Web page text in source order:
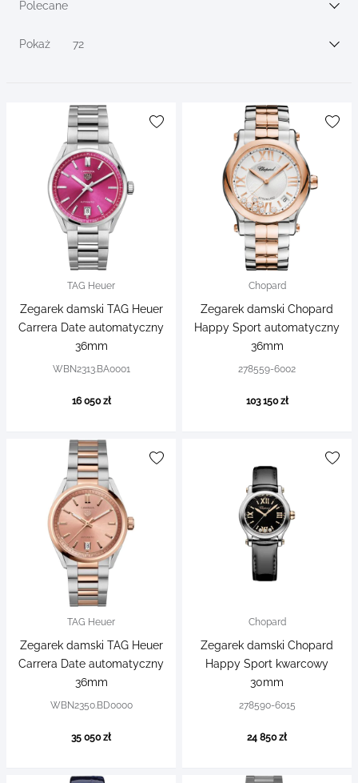
Sortuj wg
Polecane
Pokaż 72
TAG Heuer
Zegarek damski TAG Heuer
Carrera Date automatyczny
36mm
WBN2313.BA0001
16 050 zł
Chopard
Zegarek damski Chopard
Happy Sport automatyczny
36mm
278559-6002
103 150 zł
TAG Heuer
Zegarek damski TAG Heuer
Carrera Date automatyczny
36mm
WBN2350.BD0000
35 050 zł
Chopard
Zegarek damski Chopard
Happy Sport kwarcowy
30mm
278590-6015
24 850 zł